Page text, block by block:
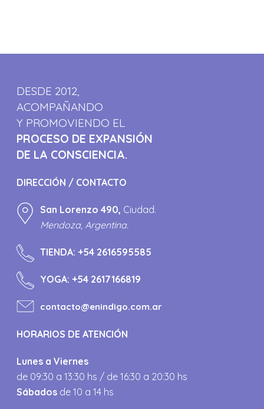
DESDE 2012,
ACOMPAÑANDO
Y PROMOVIENDO EL
PROCESO DE EXPANSIÓN
DE LA CONSCIENCIA.
DIRECCIÓN / CONTACTO
San Lorenzo 490, Ciudad.
Mendoza, Argentina.
TIENDA:+54 2616595585
YOGA:+54 2617166819
contacto@enindigo.com.ar
HORARIOS DE ATENCIÓN
Lunes a Viernes
de 09:30 a 13:30 hs / de 16:30 a 20:30 hs
Sábados de 10 a 14 hs